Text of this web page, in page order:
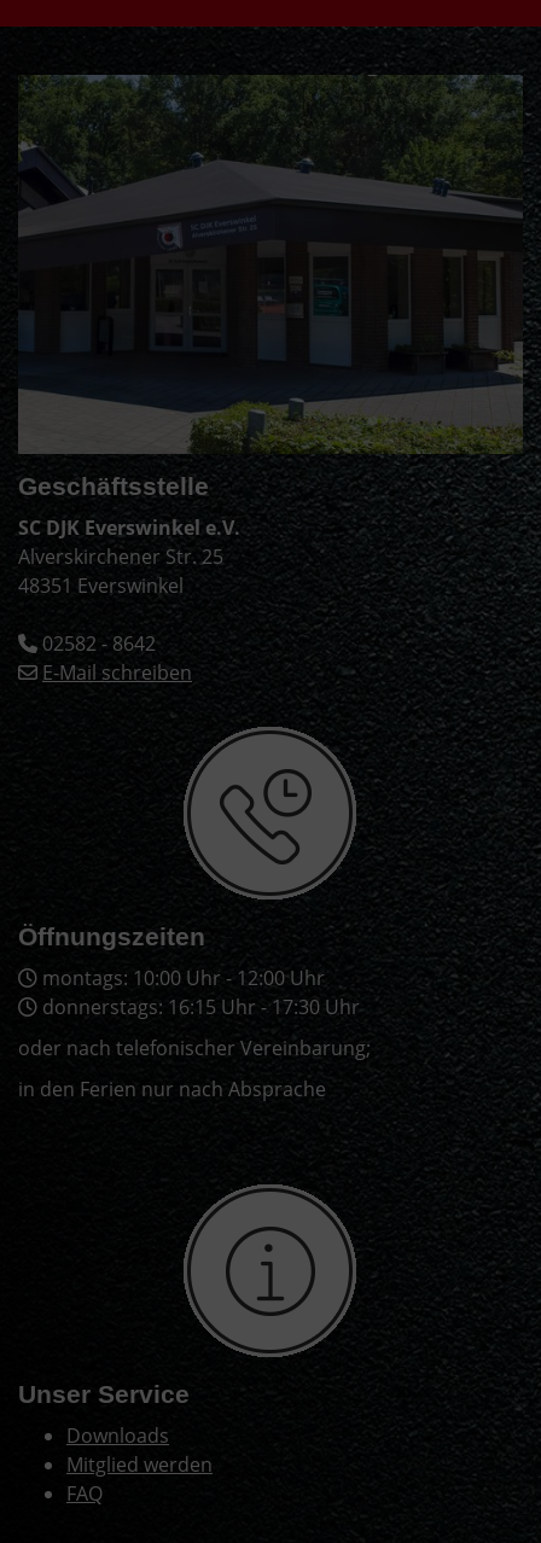
Geschäftsstelle
SC DJK Everswinkel e.V.
Alverskirchener Str. 25
48351 Everswinkel
02582 - 8642
E-Mail schreiben
Öffnungszeiten
montags: 10:00 Uhr - 12:00 Uhr
donnerstags: 16:15 Uhr - 17:30 Uhr
oder nach telefonischer Vereinbarung;
in den Ferien nur nach Absprache
Unser Service
Downloads
Mitglied werden
FAQ